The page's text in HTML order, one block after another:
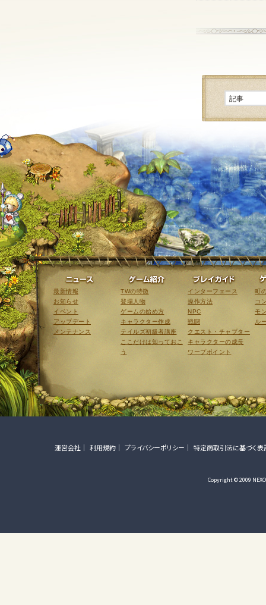
ニュース
最新情報
お知らせ
イベント
アップデート
メンテナンス
ゲーム紹介
TWの特徴
登場人物
ゲームの始め方
キャラクター作成
テイルズ初級者講座
ここだけは知っておこ
う
インターフェース
操作方法
NPC
戦闘
クエスト・チャプター
キャラクターの成長
ワープポイント
町
コ
モ
ル
運営会社 利用規約 プライバシーポリシー 特定商取引法に基づく表
Copyright © 2009